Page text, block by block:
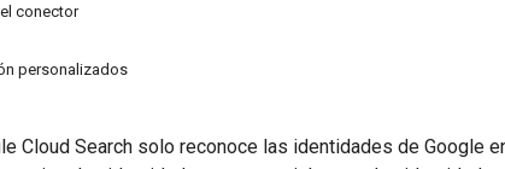
conector
personalizados
Cloud Search solo reconoce las identidades de Google